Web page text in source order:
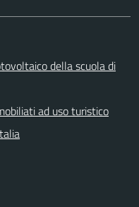
della scuola di
ad uso turistico